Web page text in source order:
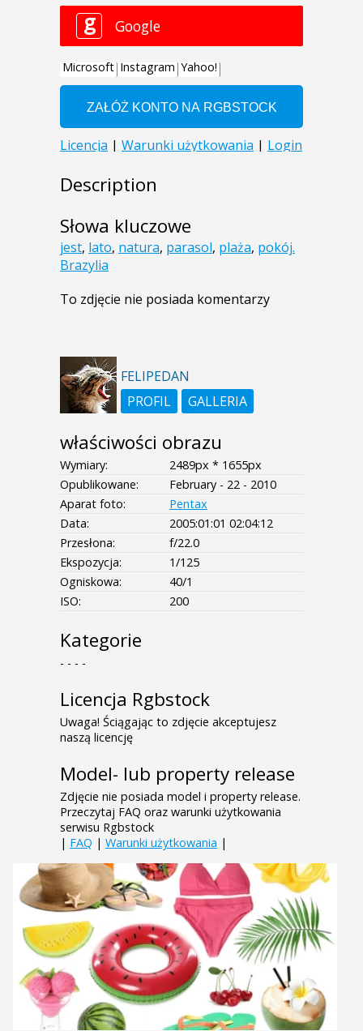
Description
Słowa kluczowe
jest, lato, natura, parasol, plaża, pokój.
Brazylia
To zdjęcie nie posiada komentarzy
FELIPEDAN
PROFIL
GALLERIA
właściwości obrazu
Wymiary:
2489px * 1655px
Opublikowane:
February - 22 - 2010
Aparat foto:
Pentax
Data:
2005:01:01 02:04:12
Przesłona:
f/22.0
Ekspozycja:
1/125
Ogniskowa:
40/1
ISO:
200
Kategorie
- - - -
Licencja Rgbstock
Uwaga! Ściągając to zdjęcie akceptujesz
naszą licencję
Model- lub property release
Zdjęcie nie posiada model i property release.
Przeczytaj FAQ oraz warunki użytkowania
serwisu Rgbstock
| FAQ | Warunki użytkowania |